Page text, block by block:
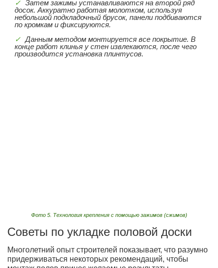
Затем зажимы устанавливаются на второй ряд
досок. Аккуратно работая молотком, используя
небольшой подкладочный брусок, панели подбиваются
по кромкам и фиксируются.
Данным методом монтируется все покрытие. В
конце работ клинья у стен извлекаются, после чего
производится установка плинтусов.
Фото 5. Технология крепления с помощью зажимов (сжимов)
Советы по укладке половой доски
Многолетний опыт строителей показывает, что разумно
придерживаться некоторых рекомендаций, чтобы